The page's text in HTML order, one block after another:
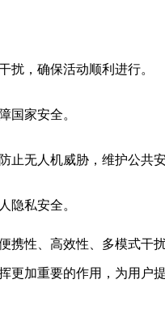
扰，确保活动顺利进行。
国家安全。
无人机威胁，维护公共安
隐私安全。
性、高效性、多模式
加重要的作用，为用户